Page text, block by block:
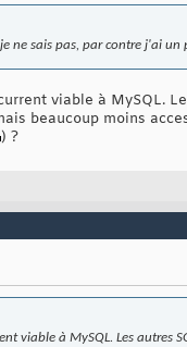
ne sais pas, par contre j'ai un
viable à MySQL.
beaucoup moins
) ?
viable à MySQL. Les autres